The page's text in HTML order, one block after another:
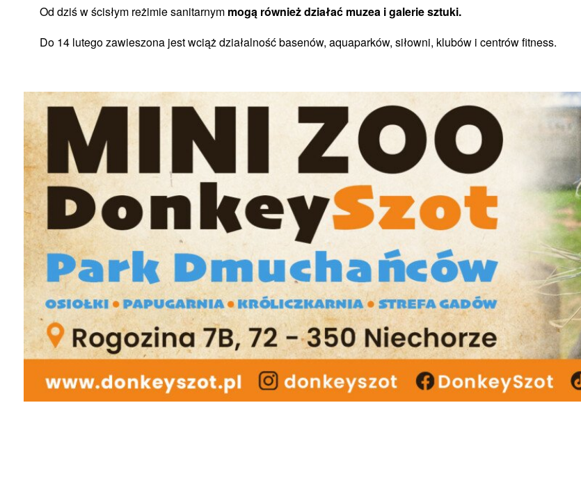
Od dziś w ścisłym reżimie sanitarnym mogą również działać muzea i galerie sztuki.
Do 14 lutego zawieszona jest wciąż działalność basenów, aquaparków, siłowni, klubów i centrów fitness.